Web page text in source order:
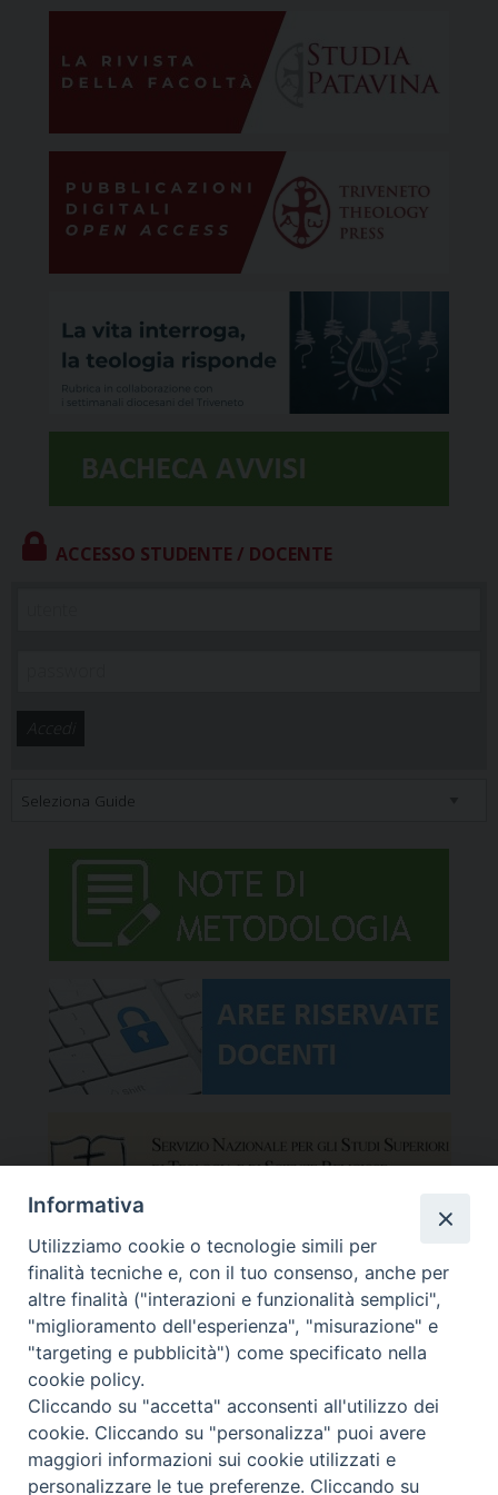
ACCESSO STUDENTE / DOCENTE
Copyright © Facoltà del Triveneto
Facoltà Teologica del Triveneto
Informativa
Utilizziamo cookie o tecnologie simili per
finalità tecniche e, con il tuo consenso, anche per
altre finalità ("interazioni e funzionalità semplici",
"miglioramento dell'esperienza", "misurazione" e
"targeting e pubblicità") come specificato nella
cookie policy.
Cliccando su "accetta" acconsenti all'utilizzo dei
cookie. Cliccando su "personalizza" puoi avere
maggiori informazioni sui cookie utilizzati e
personalizzare le tue preferenze. Cliccando su